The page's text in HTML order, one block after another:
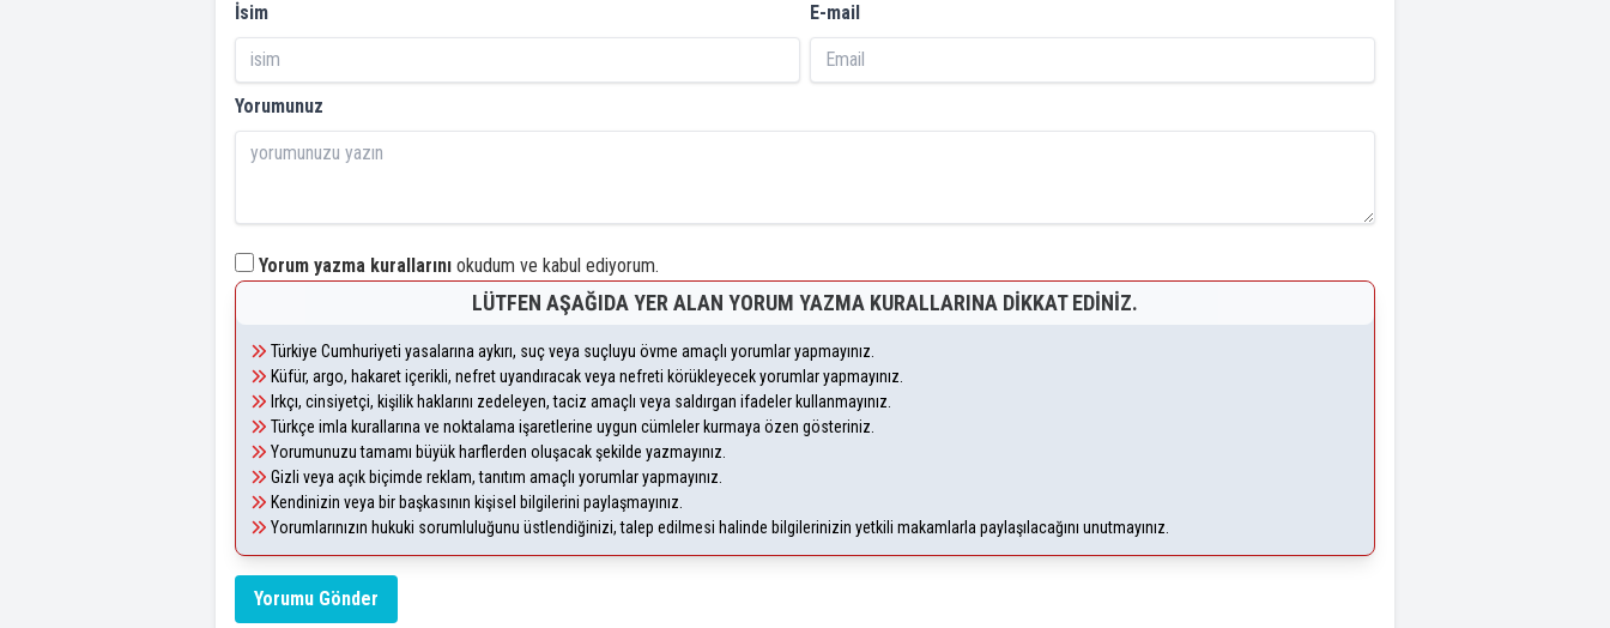
İsim E-mail
Yorumunuz
Yorum yazma kurallarını okudum ve kabul ediyorum.
LÜTFEN AŞAĞIDA YER ALAN YORUM YAZMA KURALLARINA DIKKAT EDINIZ.
Türkiye Cumhuriyeti yasalarına aykırı, suç veya suçluyu övme amaçlı yorumlar yapmayınız.
Küfür, argo, hakaret içerikli, nefret uyandıracak veya nefreti körükleyecek yorumlar yapmayınız.
Irkçı, cinsiyetçi, kişilik haklarını zedeleyen, taciz amaçlı veya saldırgan ifadeler kullanmayınız.
Türkçe imla kurallarına ve noktalama işaretlerine uygun cümleler kurmaya özen gösteriniz.
Yorumunuzu tamamı büyük harflerden oluşacak şekilde yazmayınız.
Gizli veya açık biçimde reklam, tanıtım amaçlı yorumlar yapmayınız.
Kendinizin veya bir başkasının kişisel bilgilerini paylaşmayınız.
Yorumlarınızın hukuki sorumluluğunu üstlendiğinizi, talep edilmesi halinde bilgilerinizin yetkili makamlarla paylaşılacağını unutmayınız.
Yorumu Gönder